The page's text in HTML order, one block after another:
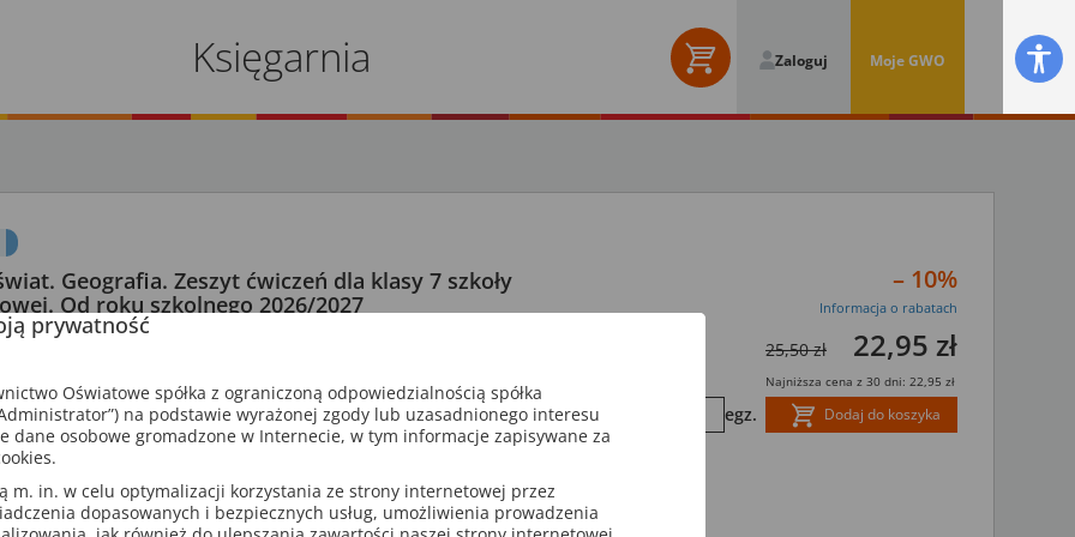
Księgarnia Zaloguj Moje GWO
egz.
– 10%
Informacja o rabatach
25,50 zł 22,95 zł
Najniższa cena z 30 dni: 22,95 zł
Dodaj do koszyka
Geografia. Zeszyt ćwiczeń dla klasy 7 szkoły
Od roku szkolnego 2026/2027
Gański, Julia Podlewska, Joanna Jasińska
podstawowa
ISBN: 9788381187596
To nasz świat. Geografia dla klasy 7
prywatność
Oświatowe spółka z ograniczoną odpowiedzialnością spółka
na podstawie wyrażonej zgody lub uzasadnionego interesu
dane osobowe gromadzone w Internecie, w tym informacje zapisywane za
m. in. w celu optymalizacji korzystania ze strony internetowej przez
dopasowanych i bezpiecznych usług, umożliwienia prowadzenia